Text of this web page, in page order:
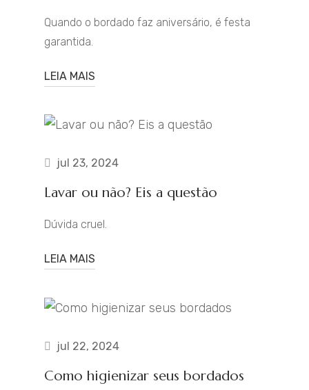
Quando o bordado faz aniversário, é festa
garantida.
LEIA MAIS
jul 23, 2024
Lavar ou não? Eis a questão
Dúvida cruel.
LEIA MAIS
jul 22, 2024
Como higienizar seus bordados